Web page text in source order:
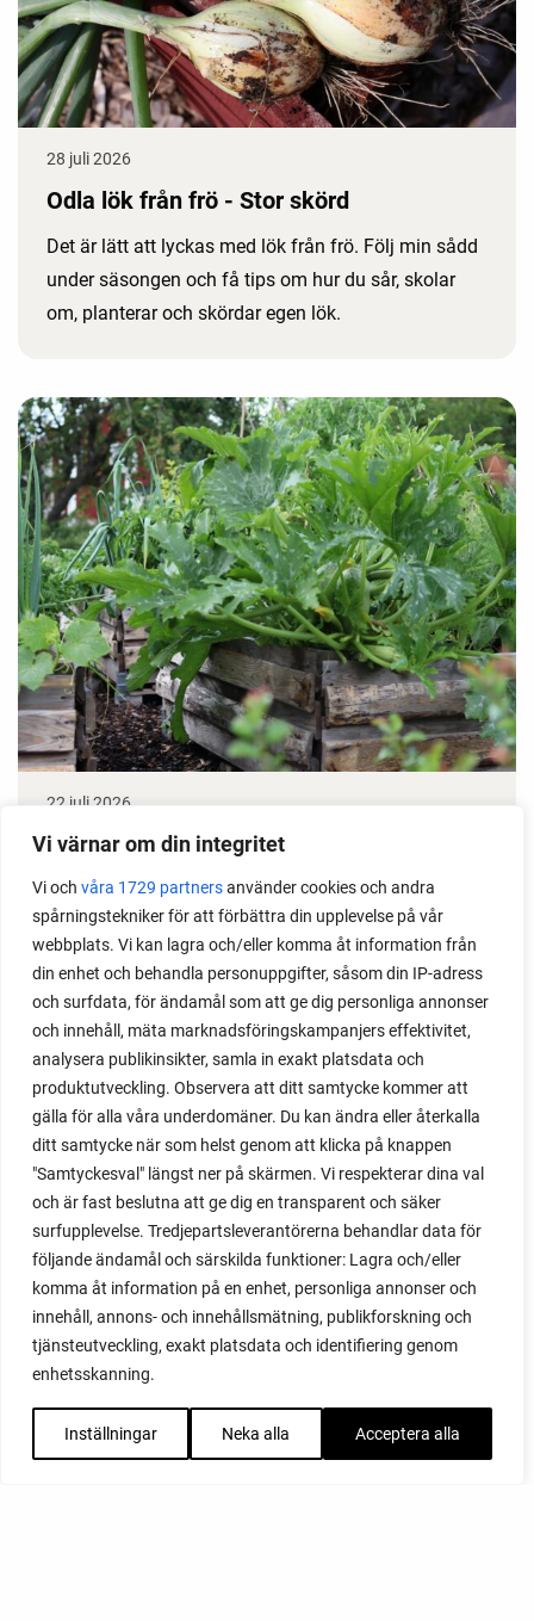
Vi värnar om din integritet
Vi och våra 1729 partnersanvänder cookies och andra
spårningstekniker för att förbättra din upplevelse på vår
webbplats. Vi kan lagra och/eller komma åt information från
din enhet och behandla personuppgifter, såsom din IP-adress
och surfdata, för ändamål som att ge dig personliga annonser
och innehåll, mäta marknadsföringskampanjers effektivitet,
analysera publikinsikter, samla in exakt platsdata och
produktutveckling. Observera att ditt samtycke kommer att
gälla för alla våra underdomäner. Du kan ändra eller återkalla
ditt samtycke när som helst genom att klicka på knappen
"Samtyckesval" längst ner på skärmen. Vi respekterar dina val
och är fast beslutna att ge dig en transparent och säker
surfupplevelse. Tredjepartsleverantörerna behandlar data för
följande ändamål och särskilda funktioner: Lagra och/eller
komma åt information på en enhet, personliga annonser och
innehåll, annons- och innehållsmätning, publikforskning och
tjänsteutveckling, exakt platsdata och identifiering genom
enhetsskanning.
Inställningar Neka alla Acceptera alla
28 juli 2026
Odla lök från frö - Stor skörd
Det är lätt att lyckas med lök från frö. Följ min sådd
under säsongen och få tips om hur du sår, skolar
om, planterar och skördar egen lök.
22 juli 2026
Odla stora växter på liten plats
Med det här smarta knepet kan du odla också stora
växter i en pallkrage tillsammans med andra växter.
Perfekt om du vill odla mycket i på liten yta.